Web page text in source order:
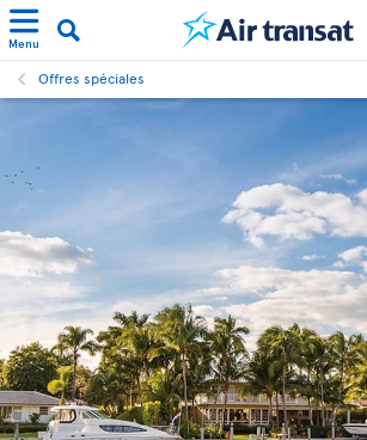
Menu
Offres spéciales